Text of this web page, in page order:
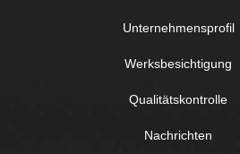
Unternehmensprofil
Werksbesichtigung
Qualitätskontrolle
Nachrichten